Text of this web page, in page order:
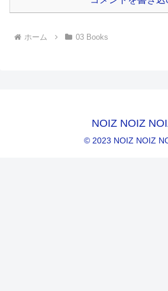
ホーム 03 Books
NOIZ NOIZ
© 2023 NOIZ NOIZ